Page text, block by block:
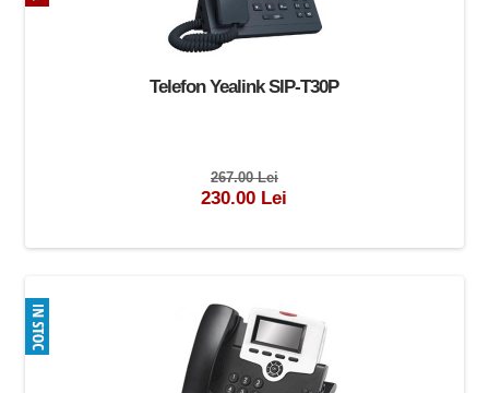
Telefon Yealink SIP-T30P
267.00 Lei
230.00 Lei